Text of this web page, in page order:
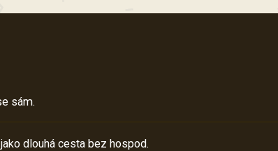
sám.
dlouhá cesta bez hospod.